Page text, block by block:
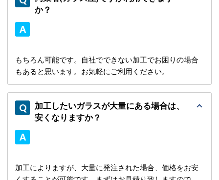
か？
もちろん可能です。自社でできない加工でお困りの場合
もあると思います。お気軽にご利用ください。
加工したいガラスが大量にある場合は、
安くなりますか？
加工によりますが、大量に発注された場合、価格をお安